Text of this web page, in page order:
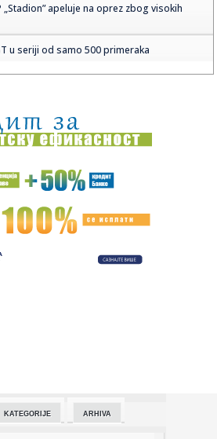
„Stadion” apeluje na oprez zbog visokih
u seriji od samo 500 primeraka
sa Partizanom, ali odluičio sam se zbog
u modernizaciju distirbutivne mreže u
ruši sve pred sobom – udari vetra od 216
doživela tešku saobraćajnu nesreću!
са псима су ...
KATEGORIJE ARHIVA